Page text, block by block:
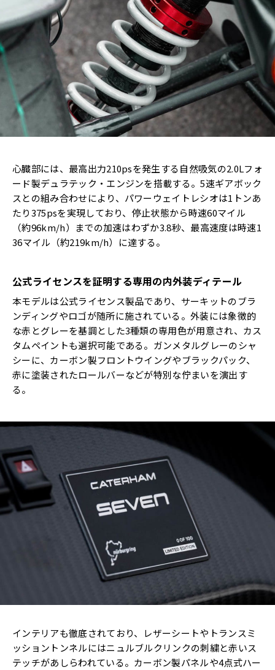
心臓部には、最高出力210psを発生する自然吸気の2.0Lフォ
ード製デュラテック・エンジンを搭載する。5速ギアボック
スとの組み合わせにより、パワーウェイトレシオは1トンあ
たり375psを実現しており、停止状態から時速60マイル
（約96km/h）までの加速はわずか3.8秒、最高速度は時速1
36マイル（約219km/h）に達する。
公式ライセンスを証明する専用の内外装ディテール
本モデルは公式ライセンス製品であり、サーキットのブラ
ンディングやロゴが随所に施されている。外装には象徴的
な赤とグレーを基調とした3種類の専用色が用意され、カス
タムペイントも選択可能である。ガンメタルグレーのシャ
シーに、カーボン製フロントウイングやブラックパック、
赤に塗装されたロールバーなどが特別な佇まいを演出す
る。
インテリアも徹底されており、レザーシートやトランスミ
ッショントンネルにはニュルブルクリンクの刺繍と赤いス
テッチがあしらわれている。カーボン製パネルや4点式ハー